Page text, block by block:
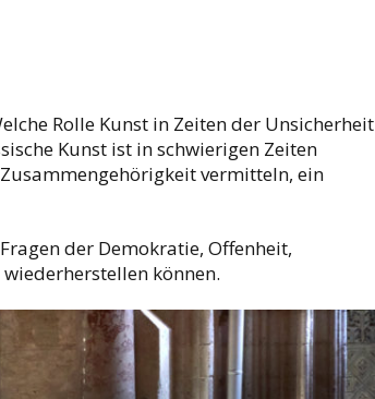
Rolle Kunst in Zeiten der Unsicherheit
Kunst ist in schwierigen Zeiten
vermitteln, ein
der Demokratie, Offenheit,
können.